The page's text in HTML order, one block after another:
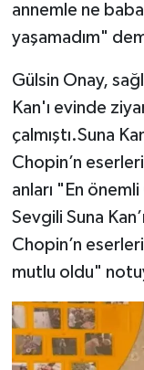
annemle ne
yaşamadım"
Gülsin Onay,
Kan'ı evinde
çalmıştı.Suna
Chopin’n
anları "En
Sevgili Suna
Chopin’n
mutlu oldu"